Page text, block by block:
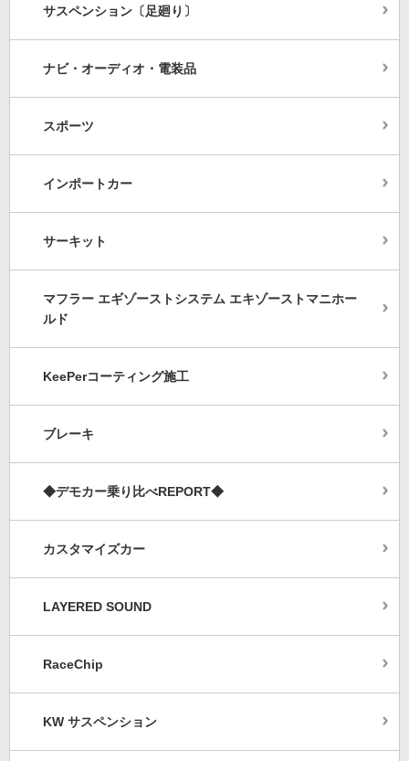
サスペンション〔足廻り〕
ナビ・オーディオ・電装品
スポーツ
インポートカー
サーキット
マフラー エギゾーストシステム エキゾーストマニホー
ルド
KeePerコーティング施工
ブレーキ
◆デモカー乗り比べREPORT◆
カスタマイズカー
LAYERED SOUND
RaceChip
KW サスペンション